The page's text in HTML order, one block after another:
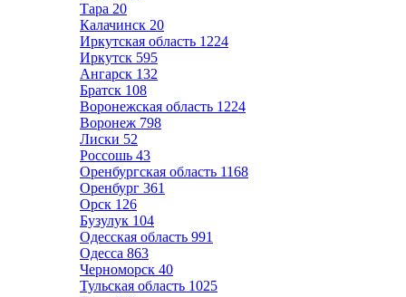
Тара 20
Калачинск 20
Иркутская область 1224
Иркутск 595
Ангарск 132
Братск 108
Воронежская область 1224
Воронеж 798
Лиски 52
Россошь 43
Оренбургская область 1168
Оренбург 361
Орск 126
Бузулук 104
Одесская область 991
Одесса 863
Черноморск 40
Тульская область 1025